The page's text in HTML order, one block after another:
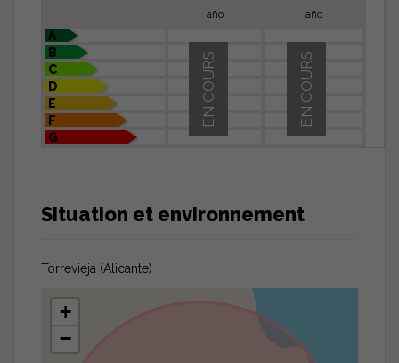
año año
A
B
C
D
E
F
G
EN COURS
EN COURS
Situation et environnement
Torrevieja (Alicante)
+
−